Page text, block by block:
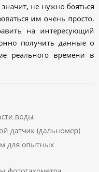
не нужно бояться
им очень просто.
на интересующий
получить данные о
реального времени в
воды
датчик (дальномер)
для опытных